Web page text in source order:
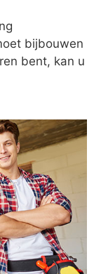
bijbouwen
bent, kan u